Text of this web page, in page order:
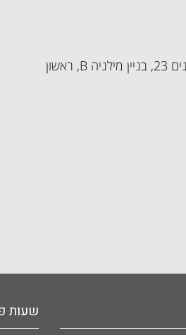
: שדרות הראשונים 23, בניין מילניה B, ראשון
שעות